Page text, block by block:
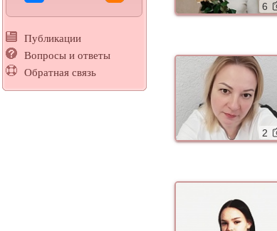
Публикации
Вопросы и ответы
Обратная связь
6
2